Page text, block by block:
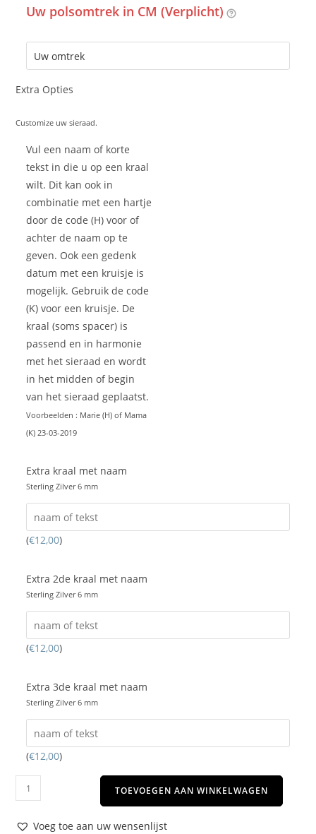
Uw polsomtrek in CM (Verplicht)
Extra Opties
Customize uw sieraad.
Vul een naam of korte
tekst in die u op een kraal
wilt. Dit kan ook in
combinatie met een hartje
door de code (H) voor of
achter de naam op te
geven. Ook een gedenk
datum met een kruisje is
mogelijk. Gebruik de code
(K) voor een kruisje. De
kraal (soms spacer) is
passend en in harmonie
met het sieraad en wordt
in het midden of begin
van het sieraad geplaatst.
Voorbeelden : Marie (H) of Mama
(K) 23-03-2019
Extra kraal met naam
Sterling Zilver 6 mm
(€12,00)
Extra 2de kraal met naam
Sterling Zilver 6 mm
(€12,00)
Extra 3de kraal met naam
Sterling Zilver 6 mm
(€12,00)
TOEVOEGEN AAN WINKELWAGEN
Voeg toe aan uw wensenlijst